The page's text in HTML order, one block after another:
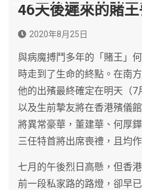
46天後遲來的賭
2020年8月25日
與病魔搏鬥多年的「賭王」
時走到了生命的終點。在南
他的出殯最終確定在明天（7
以及生前摯友將在香港殯儀
將異常豪華，董建華、何厚
三任特首將出席喪禮，且均
七月的午後烈日高懸，但香
前一段私家路的路燈，卻早